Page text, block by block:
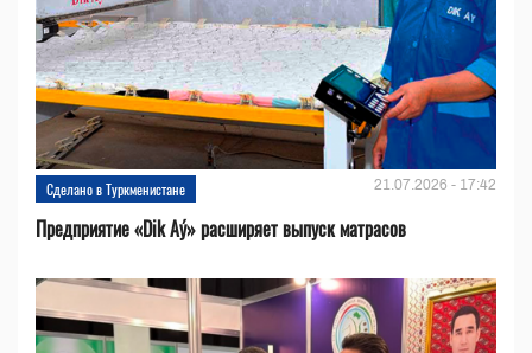
Сделано в Туркменистане 21.07.2026 - 17:42
Предприятие «Dik Aý» расширяет выпуск матрасов